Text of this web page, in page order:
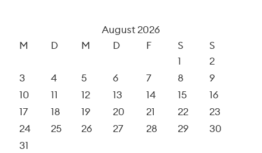
August 2026
M
D M D F S
S
1
2
3
4 5 6 7 8
9
10
11 12 13 14 15
16
17
18 19 20 21 22
23
24
25 26 27 28 29
30
31